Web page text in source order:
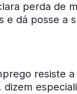
perda de
e dá posse a
resiste
dizem